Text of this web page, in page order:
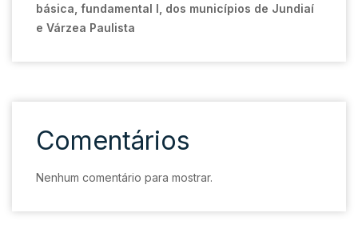
básica, fundamental I, dos municípios de Jundiaí
e Várzea Paulista
Comentários
Nenhum comentário para mostrar.